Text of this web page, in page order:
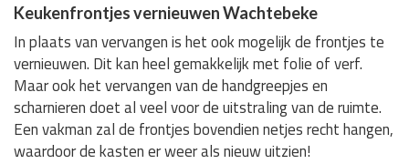
Keukenfrontjes vernieuwen Wachtebeke
In plaats van vervangen is het ook mogelijk de frontjes te
vernieuwen. Dit kan heel gemakkelijk met folie of verf.
Maar ook het vervangen van de handgreepjes en
scharnieren doet al veel voor de uitstraling van de ruimte.
Een vakman zal de frontjes bovendien netjes recht hangen,
waardoor de kasten er weer als nieuw uitzien!